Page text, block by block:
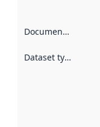
Documentation
Dataset type